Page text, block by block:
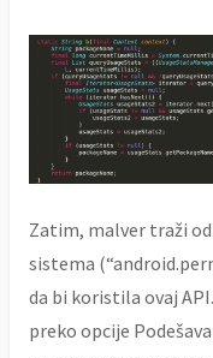
Zatim, malver traži
sistema
da bi koristila ovaj
preko opcije